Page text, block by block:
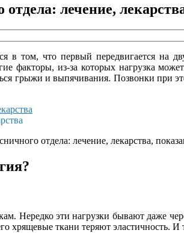
отдела: лечение,
том, что первый передвигается на
факторы, из-за которых нагрузка
грыжи и выпячивания. Позвонки при
отдела: лечение, лекарства,
Нередко эти нагрузки бывают даже
хрящевые ткани теряют эластичность.